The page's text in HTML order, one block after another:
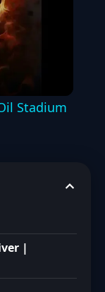
Stadium
|